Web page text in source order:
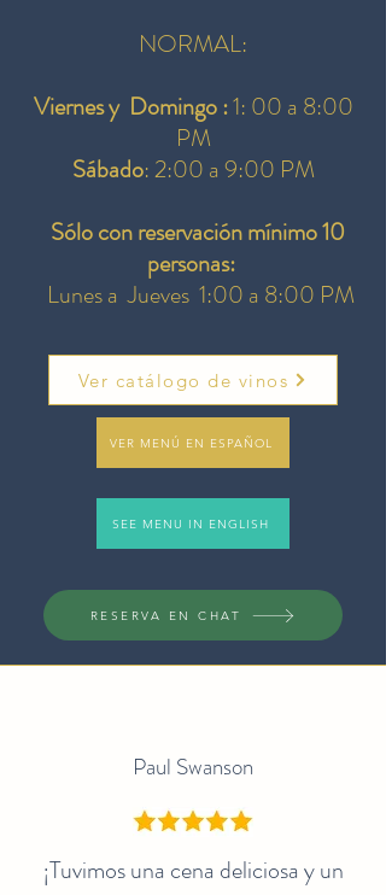
NORMAL:
Viernes y Domingo :1: 00 a 8:00
PM
Sábado: 2:00 a 9:00 PM
Sólo con reservación mínimo 10
personas:
Lunes a Jueves 1:00 a 8:00 PM
Ver catálogo de vinos
VER MENÚ EN ESPAÑOL
SEE MENU IN ENGLISH
RESERVA EN CHAT
Paul Swanson
¡Tuvimos una cena deliciosa y un